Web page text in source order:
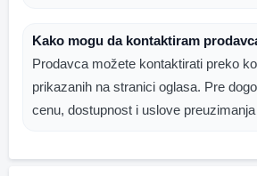
Kako mogu da kontaktiram
Prodavca možete kontaktirati preko
prikazanih na stranici oglasa. Pre
cenu, dostupnost i uslove